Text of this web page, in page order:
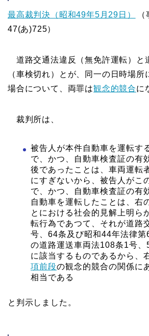
最高裁判決（昭和49年5月29日）
47(あ)725）
道路交通法違反（無免許運転）と
（車検切れ）とが、同一の日時場所
場合について、両罪は観念的競合に
裁判所は、
被告人が本件自動車を運転す
で、かつ、自動車検査証の有
後であったことは、車両運転
にすぎないから、被告人がこ
で、かつ、自動車検査証の有
自動車を運転したことは、右
とにおける社会的見解上明ら
転行為であつて、それが道路
号、64条及び昭和44年法律
の道路運送車両法108条1号
に該当するものであるから、
項前段の観念的競合の関係に
相当である
と判示しました。